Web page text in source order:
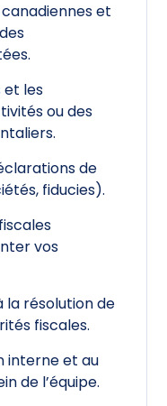
et
et les
ou des
de
fiducies).
vos
la résolution de
fiscales.
interne et au
de l’équipe.